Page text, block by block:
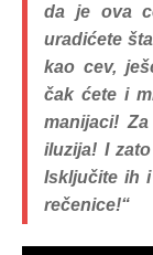
da je ova
uradićete
kao cev,
čak ćete i
manijaci!
iluzija! I
Isključite ih
rečenice!“